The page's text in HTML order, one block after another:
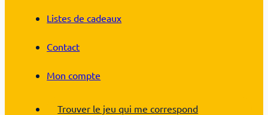
Listes de cadeaux
Contact
Mon compte
Trouver le jeu qui me correspond